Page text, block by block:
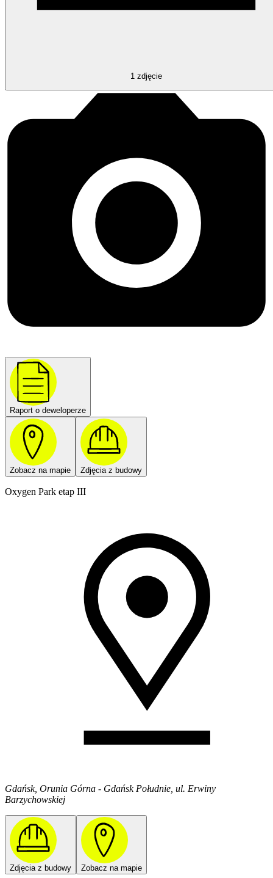
1 zdjęcie
Raport o deweloperze
Zobacz na mapie Zdjęcia z budowy
Oxygen Park etap III
Gdańsk, Orunia Górna - Gdańsk Południe, ul. Erwiny
Barzychowskiej
Zdjęcia z budowy Zobacz na mapie